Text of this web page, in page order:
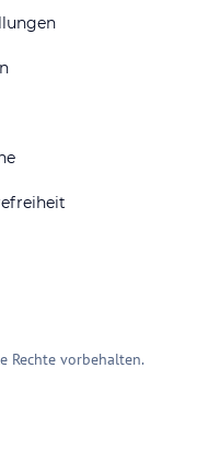
Rechte vorbehalten.